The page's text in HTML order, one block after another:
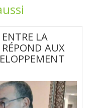
LA
AUX